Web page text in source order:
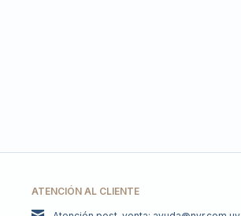
ATENCIÓN AL CLIENTE